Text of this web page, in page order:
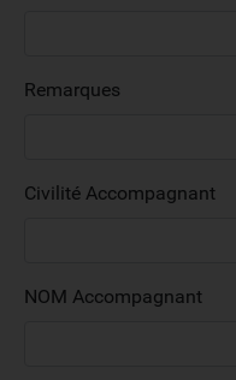
Remarques
Civilité Accompagnant
NOM Accompagnant